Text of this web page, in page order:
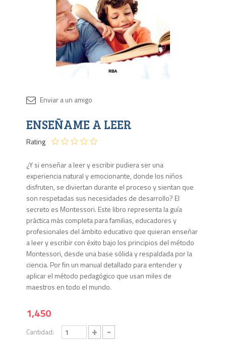
ENSEÑAME A LEER
Rating
¿Y si enseñar a leer y escribir pudiera ser una
experiencia natural y emocionante, donde los niños
disfruten, se diviertan durante el proceso y sientan que
son respetadas sus necesidades de desarrollo? El
secreto es Montessori. Este libro representa la guía
práctica más completa para familias, educadores y
profesionales del ámbito educativo que quieran enseñar
a leer y escribir con éxito bajo los principios del método
Montessori, desde una base sólida y respaldada por la
ciencia. Por fin un manual detallado para entender y
aplicar el método pedagógico que usan miles de
maestros en todo el mundo.
1,450
Cantidad: + -